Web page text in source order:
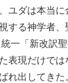
ユダは本当に
する神学者、
一「新改訳
表現だけでは
れ出してきた